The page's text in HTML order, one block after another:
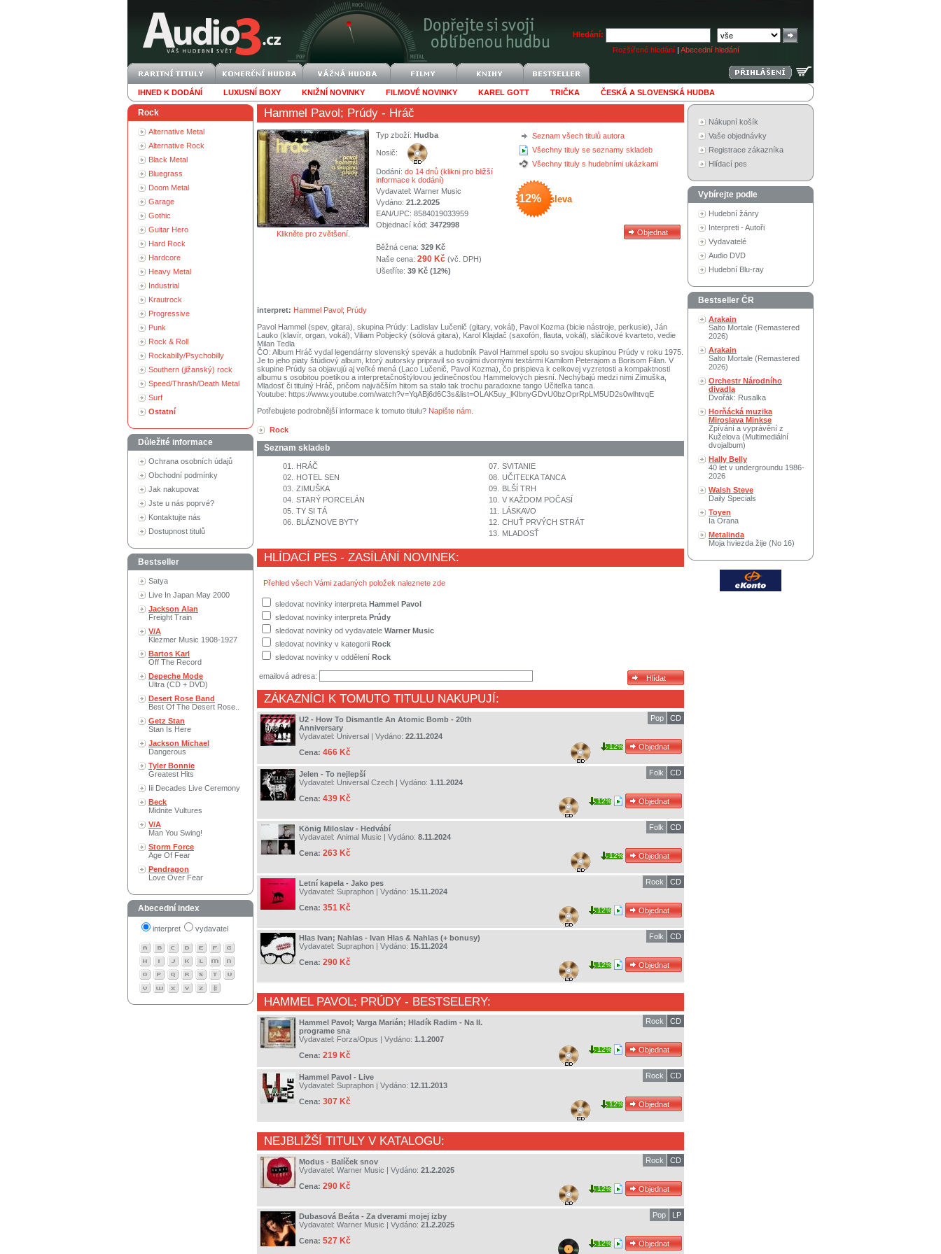
Hledání:
Rozšířené hledání | Abecední hledání
IHNED K DODÁNÍ LUXUSNÍ BOXY KNIŽNÍ NOVINKY FILMOVÉ NOVINKY KAREL GOTT TRIČKA ČESKÁ A SLOVENSKÁ HUDBA
Rock
Alternative Metal
Alternative Rock
Black Metal
Bluegrass
Doom Metal
Garage
Gothic
Guitar Hero
Hard Rock
Hardcore
Heavy Metal
Industrial
Krautrock
Progressive
Punk
Rock & Roll
Rockabilly/Psychobilly
Southern (jižanský) rock
Speed/Thrash/Death Metal
Surf
Ostatní
Důležité informace
Ochrana osobních údajů
Obchodní podmínky
Jak nakupovat
Jste u nás poprvé?
Kontaktujte nás
Dostupnost titulů
Bestseller
Satya
Live In Japan May 2000
Jackson Alan
Freight Train
V/A
Klezmer Music 1908-1927
Bartos Karl
Off The Record
Depeche Mode
Ultra (CD + DVD)
Desert Rose Band
Best Of The Desert Rose..
Getz Stan
Stan Is Here
Jackson Michael
Dangerous
Tyler Bonnie
Greatest Hits
Iii Decades Live Ceremony
Beck
Midnite Vultures
V/A
Man You Swing!
Storm Force
Age Of Fear
Pendragon
Love Over Fear
Abecední index
interpret vydavatel
Hammel Pavol; Prúdy - Hráč
Klikněte pro zvětšení.
Seznam všech titulů autora
Všechny tituly se seznamy skladeb
Všechny tituly s hudebními ukázkami
12% sleva
Typ zboží: Hudba
Nosič:
Dodání: do 14 dnů (klikni pro bližší
informace k dodání)
Vydavatel: Warner Music
Vydáno: 21.2.2025
EAN/UPC: 8584019033959
Objednací kód: 3472998
Běžná cena: 329 Kč
Naše cena: 290 Kč (vč. DPH)
Ušetříte: 39 Kč (12%)
interpret: Hammel Pavol; Prúdy
Pavol Hammel (spev, gitara), skupina Prúdy: Ladislav Lučenič (gitary, vokál), Pavol Kozma (bicie nástroje, perkusie), Ján
Lauko (klavír, organ, vokál), Viliam Pobjecký (sólová gitara), Karol Klajdač (saxofón, flauta, vokál), sláčikové kvarteto, vedie
Milan Tedla
ČO: Album Hráč vydal legendárny slovenský spevák a hudobník Pavol Hammel spolu so svojou skupinou Prúdy v roku 1975.
Je to jeho piaty štúdiový album, ktorý autorsky pripravil so svojimi dvornými textármi Kamilom Peterajom a Borisom Filan. V
skupine Prúdy sa objavujú aj veľké mená (Laco Lučenič, Pavol Kozma), čo prispieva k celkovej vyzretosti a kompaktnosti
albumu s osobitou poetikou a interpretačnoštýlovou jedinečnosťou Hammelových piesní. Nechýbajú medzi nimi Zimuška,
Mladosť či titulný Hráč, pričom najväčším hitom sa stalo tak trochu paradoxne tango Učiteľka tanca.
Youtube: https://www.youtube.com/watch?v=YqABj6d6C3s&list=OLAK5uy_lKIbnyGDvU0bzOprRpLM5UD2s0wlhtvqE
Potřebujete podrobnější informace k tomuto titulu? Napište nám
Rock
Seznam skladeb
01.
HRÁČ
02.
HOTEL SEN
03. ZIMUŠKA
04. STARÝ PORCELÁN
05. TY SI TÁ
06.
BLÁZNOVE BYTY
07. SVITANIE
08. UČITEĽKA TANCA
09.
BLŠÍ TRH
10. V KAŽDOM POČASÍ
11.
LÁSKAVO
12. CHUŤ PRVÝCH STRÁT
13.
MLADOSŤ
HLÍDACÍ PES - ZASÍLÁNÍ NOVINEK:
Přehled všech Vámi zadaných položek naleznete zde
sledovat novinky interpreta Hammel Pavol
sledovat novinky interpreta Prúdy
sledovat novinky od vydavatele Warner Music
sledovat novinky v kategorii Rock
sledovat novinky v oddělení Rock
emailová adresa:
ZÁKAZNÍCI K TOMUTO TITULU NAKUPUJÍ:
U2 - How To Dismantle An Atomic Bomb - 20th
Anniversary
Vydavatel: Universal | Vydáno: 22.11.2024
Cena: 466 Kč
CD
Pop
12%
Jelen - To nejlepší
Vydavatel: Universal Czech | Vydáno: 1.11.2024
Cena: 439 Kč
CD
Folk
12%
König Miloslav - Hedvábí
Vydavatel: Animal Music | Vydáno: 8.11.2024
Cena: 263 Kč
CD
Folk
12%
Letní kapela - Jako pes
Vydavatel: Supraphon | Vydáno: 15.11.2024
Cena: 351 Kč
CD
Rock
12%
Hlas Ivan; Nahlas - Ivan Hlas & Nahlas (+ bonusy)
Vydavatel: Supraphon | Vydáno: 15.11.2024
Cena: 290 Kč
CD
Folk
12%
HAMMEL PAVOL; PRÚDY - BESTSELERY:
Hammel Pavol; Varga Marián; Hladík Radim - Na II.
programe sna
Vydavatel: Forza/Opus | Vydáno: 1.1.2007
Cena: 219 Kč
CD
Rock
12%
Hammel Pavol - Live
Vydavatel: Supraphon | Vydáno: 12.11.2013
Cena: 307 Kč
CD
Rock
12%
NEJBLIŽŠÍ TITULY V KATALOGU:
Modus - Balíček snov
Vydavatel: Warner Music | Vydáno: 21.2.2025
Cena: 290 Kč
CD
Rock
12%
Dubasová Beáta - Za dverami mojej izby
Vydavatel: Warner Music | Vydáno: 21.2.2025
Cena: 527 Kč
LP
Pop
12%
Nákupní košík
Vaše objednávky
Registrace zákazníka
Hlídací pes
Vybírejte podle
Hudební žánry
Interpreti - Autoři
Vydavatelé
Audio DVD
Hudební Blu-ray
Bestseller ČR
Arakain
Salto Mortale (Remastered
2026)
Arakain
Salto Mortale (Remastered
2026)
Orchestr Národního
divadla
Dvořák: Rusalka
Horňácká muzika
Miroslava Minkse
Zpívání a vyprávění z
Kuželova (Multimediální
dvojalbum)
Hally Belly
40 let v undergroundu 1986-
2026
Walsh Steve
Daily Specials
Toyen
Ia Orana
Metalinda
Moja hviezda žije (No 16)